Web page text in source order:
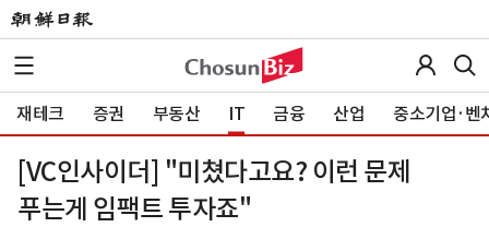
재테크 증권 부동산 IT 금융 산업 중소기업·벤
[VC인사이더] "미쳤다고요? 이런 문제
푸는게 임팩트 투자죠"